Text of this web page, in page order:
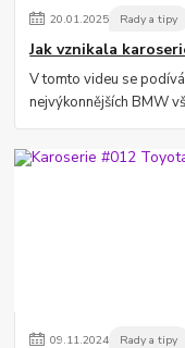
20.01.2025 Rady a tipy
Jak vznikala
V tomto videu se
nejvýkonnějších BMW
09.11.2024 Rady a tipy